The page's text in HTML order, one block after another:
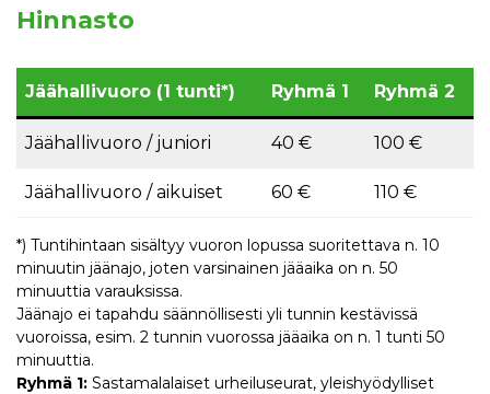
Hinnasto
Jäähallivuoro (1 tunti*) Ryhmä 1 Ryhmä 2
Jäähallivuoro / juniori 40 € 100 €
Jäähallivuoro / aikuiset 60 € 110 €
*) Tuntihintaan sisältyy vuoron lopussa suoritettava n. 10
minuutin jäänajo, joten varsinainen jääaika on n. 50
minuuttia varauksissa.
Jäänajo ei tapahdu säännöllisesti yli tunnin kestävissä
vuoroissa, esim. 2 tunnin vuorossa jääaika on n. 1 tunti 50
minuuttia.
Ryhmä 1: Sastamalalaiset urheiluseurat, yleishyödylliset